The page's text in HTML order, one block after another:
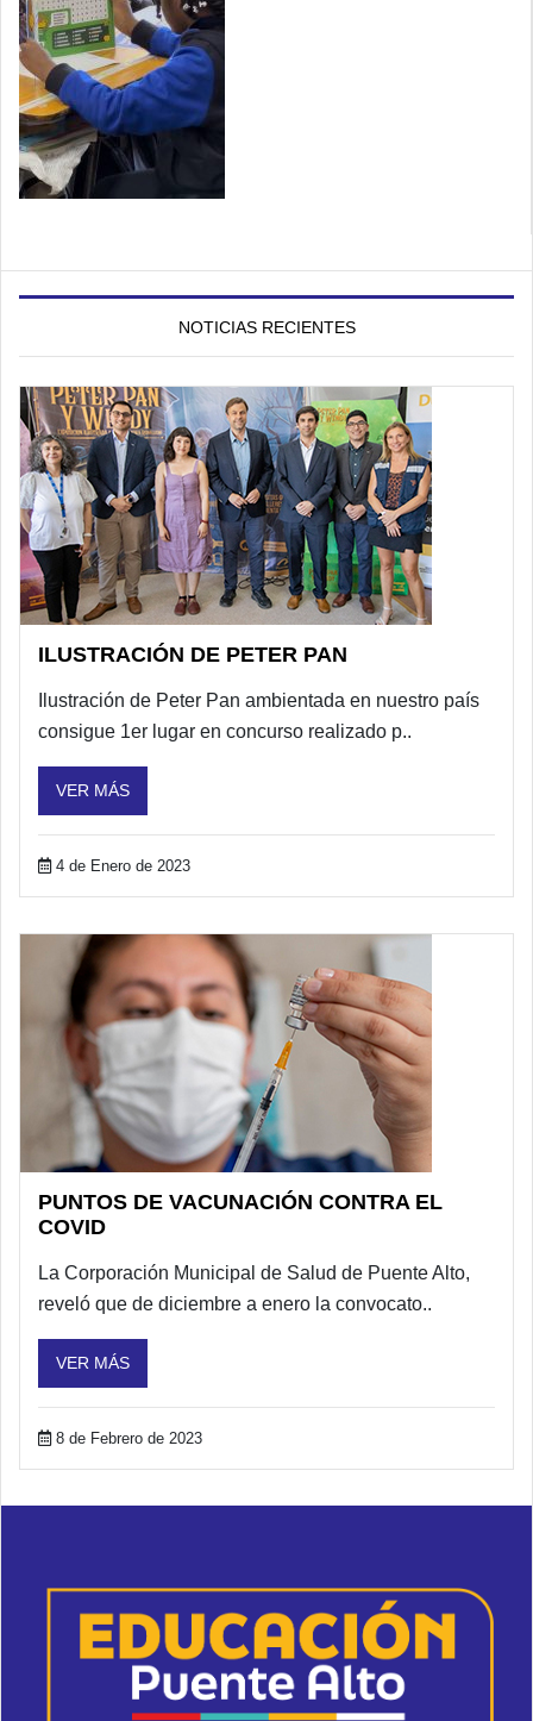
NOTICIAS RECIENTES
ILUSTRACIÓN DE PETER PAN
Ilustración de Peter Pan ambientada en nuestro país
consigue 1er lugar en concurso realizado p..
VER MÁS
4 de Enero de 2023
PUNTOS DE VACUNACIÓN CONTRA EL
COVID
La Corporación Municipal de Salud de Puente Alto,
reveló que de diciembre a enero la convocato..
VER MÁS
8 de Febrero de 2023